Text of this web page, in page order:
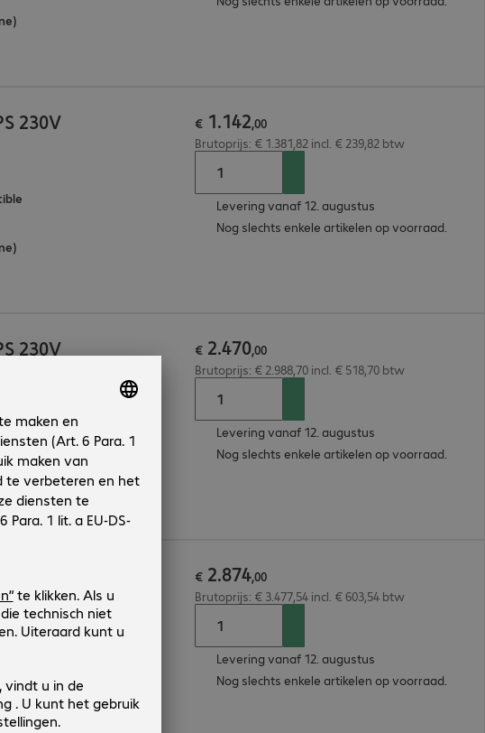
230V € 1.142,00
Brutoprijs: € 1.381,82 incl. € 239,82 btw
Levering vanaf 12. augustus
Nog slechts enkele artikelen op voorraad.
230V € 2.470,00
Brutoprijs: € 2.988,70 incl. € 518,70 btw
Levering vanaf 12. augustus
Nog slechts enkele artikelen op voorraad.
€ 2.874,00
Brutoprijs: € 3.477,54 incl. € 603,54 btw
Levering vanaf 12. augustus
Nog slechts enkele artikelen op voorraad.